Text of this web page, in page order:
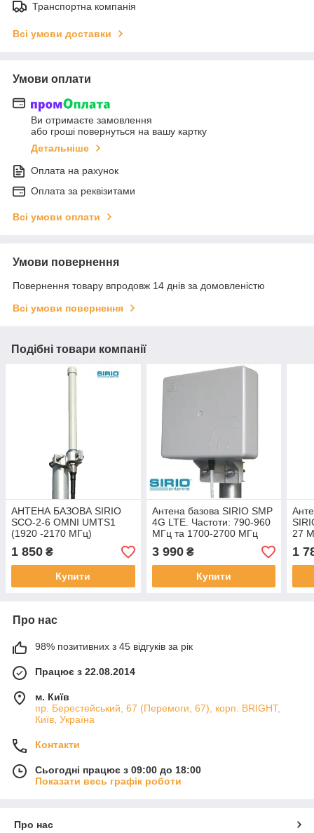
Транспортна компанія
Всі умови доставки
Умови оплати
Ви отримаєте замовлення
або гроші повернуться на вашу картку
Детальніше
Оплата на рахунок
Оплата за реквізитами
Всі умови оплати
Умови повернення
Повернення товару впродовж 14 днів за домовленістю
Всі умови повернення
Подібні товари компанії
АНТЕНА БАЗОВА SIRIO
SCO-2-6 OMNI UMTS1
(1920 -2170 МГц)
Тип: 3×1/2 λ colinear
1 850 ₴
Купити
Антена базова SIRIO SMP
4G LTE. Частоти: 790-960
МГц та 1700-2700 МГц
3 990₴
Купити
27
1
Про нас
98% позитивних з 45 відгуків за рік
Працює з 22.08.2014
м. Київ
пр. Берестейський, 67 (Перемоги, 67), корп. ВRIGHT,
Київ, Україна
Контакти
Сьогодні працює з 09:00 до 18:00
Показати весь графік роботи
Про нас